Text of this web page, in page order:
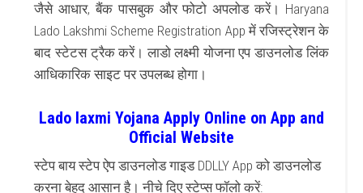
जैसे आधार, बैंक पासबुक और फोटो अपलोड करें। Haryana
Lado Lakshmi Scheme Registration App में रजिस्ट्रेशन के
बाद स्टेटस ट्रैक करें।लाडो लक्ष्मी योजना एप डाउनलोड लिंक
आधिकारिक साइट पर उपलब्ध होगा।
Lado laxmi Yojana Apply Online on App and
Official Website
स्टेप बाय स्टेप ऐप डाउनलोड गाइड DDLLY App को डाउनलोड
करना बेहद आसान है। नीचे दिए स्टेप्स फॉलो करें: